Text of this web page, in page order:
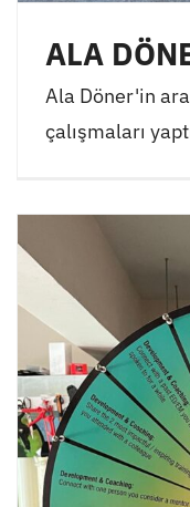
ALA
Ala Döner'in
çalışmaları